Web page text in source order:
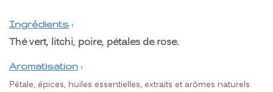
Ingrédients :
Thé vert, litchi, poire, pétales de rose.
Aromatisation :
Pétale, épices, huiles essentielles, extraits et arômes naturels